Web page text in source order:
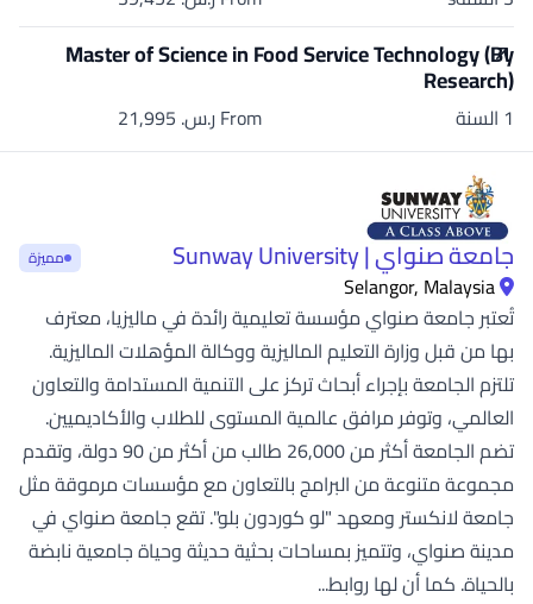
Master of Science in Food Service Technology (By
Research)
1 السنة From ر.س.‏ 21,995
جامعة صنواي | Sunway University مميزة
Selangor, Malaysia
تُعتبر جامعة صنواي مؤسسة تعليمية رائدة في ماليزيا، معترف
بها من قبل وزارة التعليم الماليزية ووكالة المؤهلات الماليزية.
تلتزم الجامعة بإجراء أبحاث تركز على التنمية المستدامة والتعاون
العالمي، وتوفر مرافق عالمية المستوى للطلاب والأكاديميين.
تضم الجامعة أكثر من 26,000 طالب من أكثر من 90 دولة، وتقدم
مجموعة متنوعة من البرامج بالتعاون مع مؤسسات مرموقة مثل
جامعة لانكستر ومعهد "لو كوردون بلو". تقع جامعة صنواي في
مدينة صنواي، وتتميز بمساحات بحثية حديثة وحياة جامعية نابضة
بالحياة. كما أن لها روابط...